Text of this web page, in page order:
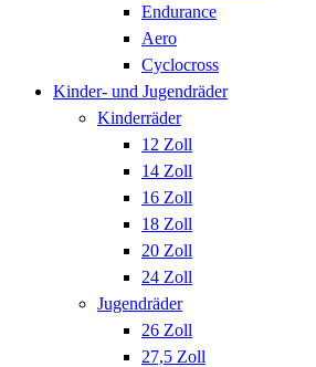
Endurance
Aero
Cyclocross
Kinder- und Jugendräder
Kinderräder
12 Zoll
14 Zoll
16 Zoll
18 Zoll
20 Zoll
24 Zoll
Jugendräder
26 Zoll
27,5 Zoll